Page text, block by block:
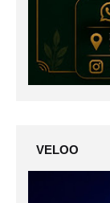
VELOO